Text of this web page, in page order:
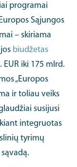
programai
Sąjungos
– skiriama
biudžetas
iki 175 mlrd.
„Europos
ir toliau veiks
susijusi
integruotas
tyrimų